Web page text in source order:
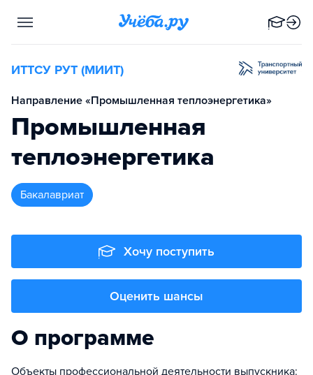
ИТТСУ РУТ (МИИТ)
Направление «Промышленная теплоэнергетика»
Промышленная
теплоэнергетика
бакалавриат
Хочу поступить
Оценить шансы
О программе
Объекты профессиональной деятельности выпускника: